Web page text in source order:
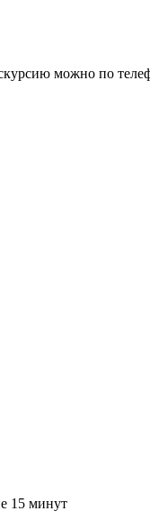
можно по
15 минут